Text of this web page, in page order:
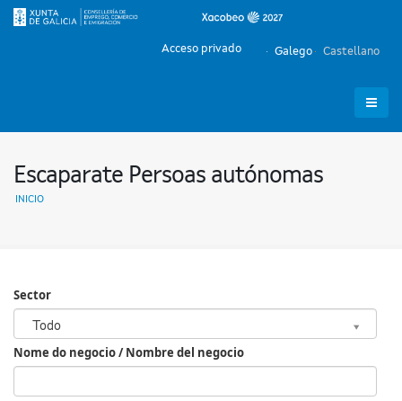
Galego Castellano
Acceso privado
Escaparate Persoas autónomas
INICIO
Sector
Todo
Sector
Nome do negocio / Nombre del negocio